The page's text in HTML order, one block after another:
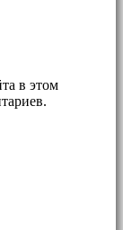
в этом